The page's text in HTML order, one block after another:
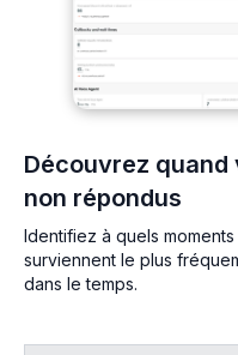
Découvrez quand
non répondus
Identifiez à quels
surviennent le plus
dans le temps.